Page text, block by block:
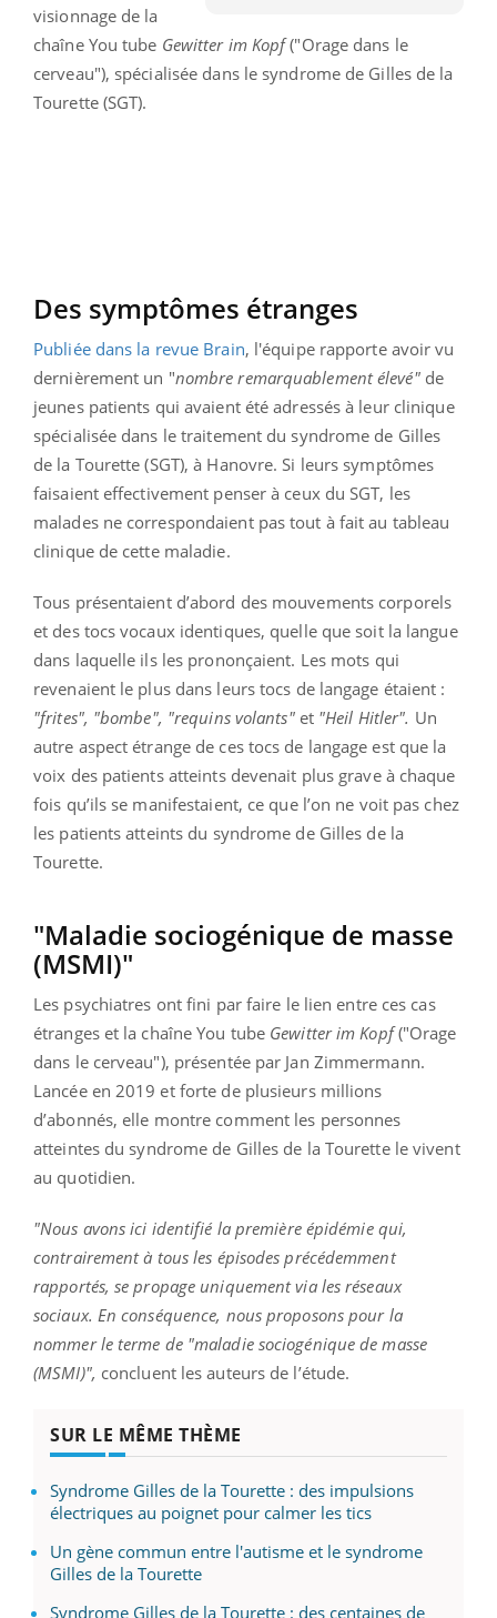
visionnage de la
chaîne You tube Gewitter im Kopf("Orage dans le
cerveau"), spécialisée dans le syndrome de Gilles de la
Tourette (SGT).
Des symptômes étranges
Publiée dans la revue Brain, l'équipe rapporte avoir vu
dernièrement un "nombre remarquablement élevé"de
jeunes patients qui avaient été adressés à leur clinique
spécialisée dans le traitement du syndrome de Gilles
de la Tourette (SGT), à Hanovre. Si leurs symptômes
faisaient effectivement penser à ceux du SGT, les
malades ne correspondaient pas tout à fait au tableau
clinique de cette maladie.
Tous présentaient d’abord des mouvements corporels
et des tocs vocaux identiques, quelle que soit la langue
dans laquelle ils les prononçaient. Les mots qui
revenaient le plus dans leurs tocs de langage étaient :
"frites", "bombe", "requins volants" et "Heil Hitler". Un
autre aspect étrange de ces tocs de langage est que la
voix des patients atteints devenait plus grave à chaque
fois qu’ils se manifestaient, ce que l’on ne voit pas chez
les patients atteints du syndrome de Gilles de la
Tourette.
"Maladie sociogénique de masse
(MSMI)"
Les psychiatres ont fini par faire le lien entre ces cas
étranges et la chaîne You tube Gewitter im Kopf("Orage
dans le cerveau"), présentée par Jan Zimmermann.
Lancée en 2019 et forte de plusieurs millions
d’abonnés, elle montre comment les personnes
atteintes du syndrome de Gilles de la Tourette le vivent
au quotidien.
"Nous avons ici identifié la première épidémie qui,
contrairement à tous les épisodes précédemment
rapportés, se propage uniquement via les réseaux
sociaux. En conséquence, nous proposons pour la
nommer le terme de "maladie sociogénique de masse
(MSMI)", concluent les auteurs de l’étude.
SUR LE MÊME THÈME
Syndrome Gilles de la Tourette : des impulsions
électriques au poignet pour calmer les tics
Un gène commun entre l'autisme et le syndrome
Gilles de la Tourette
Syndrome Gilles de la Tourette : des centaines de